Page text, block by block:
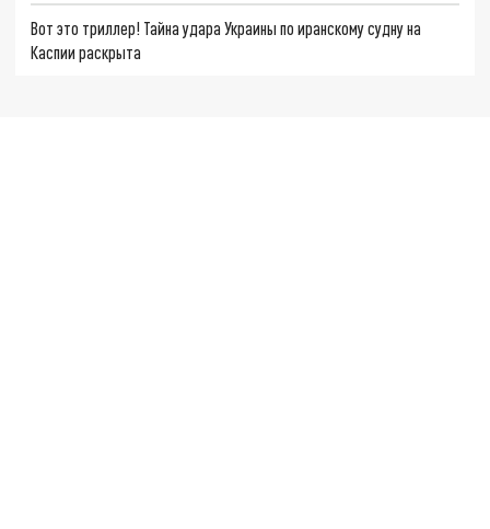
Вот это триллер! Тайна удара Украины по иранскому судну на
Каспии раскрыта